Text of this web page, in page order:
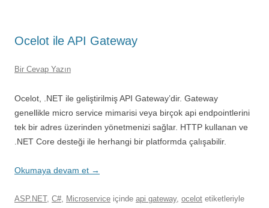
Ocelot ile API Gateway
Bir Cevap Yazın
Ocelot, .NET ile geliştirilmiş API Gateway’dir. Gateway
genellikle micro service mimarisi veya birçok api endpointlerini
tek bir adres üzerinden yönetmenizi sağlar. HTTP kullanan ve
.NET Core desteği ile herhangi bir platformda çalışabilir.
Okumaya devam et →
ASP.NET, C#, Microservice içinde api gateway, ocelot etiketleriyle